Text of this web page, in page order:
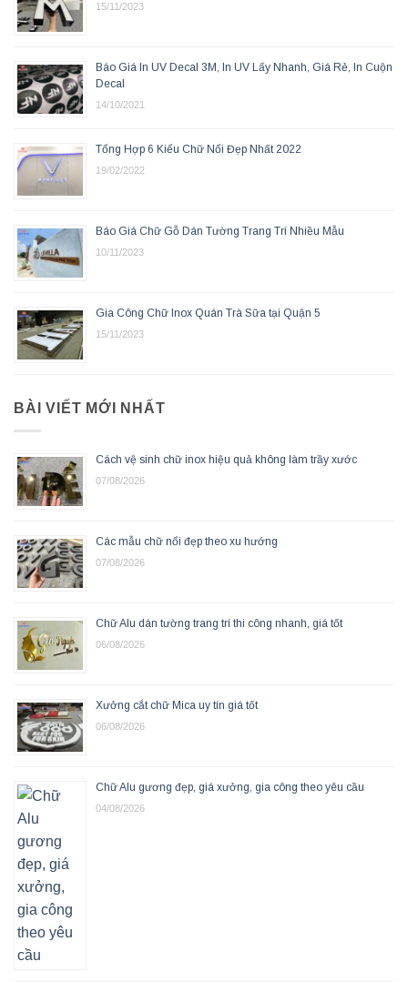
15/11/2023
Báo Giá In UV Decal 3M, In UV Lấy Nhanh, Giá Rẻ, In Cuộn
Decal
14/10/2021
Tổng Hợp 6 Kiểu Chữ Nổi Đẹp Nhất 2022
19/02/2022
Báo Giá Chữ Gỗ Dán Tường Trang Trí Nhiều Mẫu
10/11/2023
Gia Công Chữ Inox Quán Trà Sữa tại Quận 5
15/11/2023
BÀI VIẾT MỚI NHẤT
Cách vệ sinh chữ inox hiệu quả không làm trầy xước
07/08/2026
Các mẫu chữ nổi đẹp theo xu hướng
07/08/2026
Chữ Alu dán tường trang trí thi công nhanh, giá tốt
06/08/2026
Xưởng cắt chữ Mica uy tín giá tốt
06/08/2026
Chữ Alu gương đẹp, giá xưởng, gia công theo yêu cầu
04/08/2026